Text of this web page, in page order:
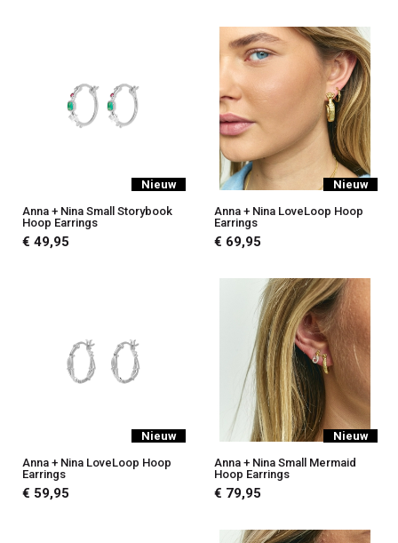
Nieuw
Anna + Nina Small Storybook
Hoop Earrings
€ 49,95
Nieuw
Anna + Nina LoveLoop Hoop
Earrings
€ 69,95
Nieuw
Anna + Nina LoveLoop Hoop
Earrings
€ 59,95
Nieuw
Anna + Nina Small Mermaid
Hoop Earrings
€ 79,95